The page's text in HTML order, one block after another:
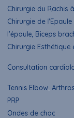
Chirurgie du Rachis
Chirurgie de l'Epaule
l'épaule, Biceps
Chirurgie Esthétique
Consultation
Tennis Elbow,
PRP
Ondes de choc